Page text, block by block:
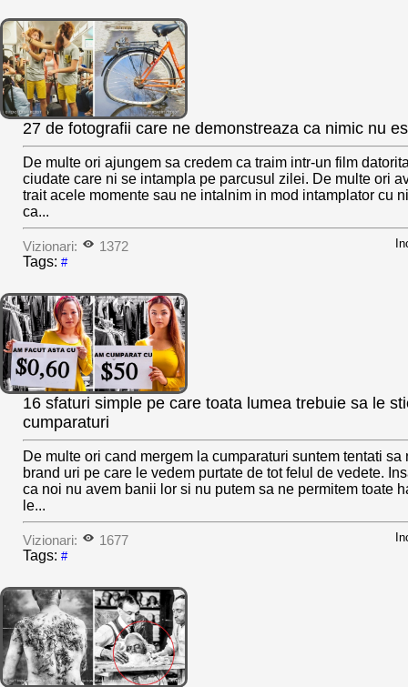
27 de fotografii care ne demonstreaza ca nimic nu
De multe ori ajungem sa credem ca traim intr-un film
ciudate care ni se intampla pe parcusul zilei. De multe ori
trait acele momente sau ne intalnim in mod intamplator cu
ca...
Vizionari: 1372
Tags: #
16 sfaturi simple pe care toata lumea trebuie sa le
cumparaturi
De multe ori cand mergem la cumparaturi suntem tentati sa
brand uri pe care le vedem purtate de tot felul de vedete.
ca noi nu avem banii lor si nu putem sa ne permitem toate
le...
Vizionari: 1677
Tags: #